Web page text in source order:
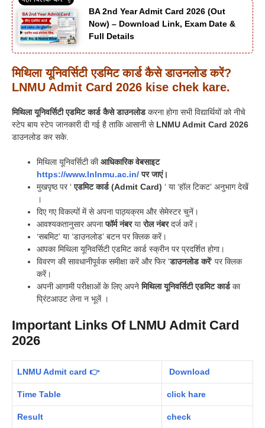
BA 2nd Year Admit Card 2026 (Out
Now) – Download Link, Exam Date &
Full Details
मिथिला यूनिवर्सिटी एडमिट कार्ड कैसे डाउनलोड करें?
LNMU Admit Card 2026 kise chek kare.
मिथिला यूनिवर्सिटी एडमिट कार्ड कैसे डाउनलोडकरना होगा सभी विद्यार्थियों को नीचे
स्टेप बाय स्टेप जानकारी दी गई है ताकि आसानी से LNMU Admit Card 2026
डाउनलोड कर सके.
मिथिला यूनिवर्सिटी कीआधिकारिक वेबसाइट
https://www.lnlnmu.ac.in/पर जाएं।
मुखपृष्ठ पर ‘एडमिट कार्ड (Admit Card) ‘ या ‘हॉल टिकट’ अनुभाग देखें
।
दिए गए विकल्पों में से अपना पाठ्यक्रम और सेमेस्टर चुनें।
आवश्यकतानुसार अपनाफॉर्म नंबरयारोल नंबरदर्ज करें।
‘सबमिट’ या ‘डाउनलोड’ बटन पर क्लिक करें।
आपका मिथिला यूनिवर्सिटी एडमिट कार्ड स्क्रीन पर प्रदर्शित होगा।
विवरण की सावधानीपूर्वक समीक्षा करें और फिर ‘डाउनलोड करें‘ पर क्लिक
करें।
अपनी आगामी परीक्षाओं के लिए अपनेमिथिला यूनिवर्सिटी एडमिट कार्डका
प्रिंटआउट लेना न भूलें ।
Important Links Of LNMU Admit Card
2026
LNMU Admit card 👉 Download
Time Table click hare
Result check